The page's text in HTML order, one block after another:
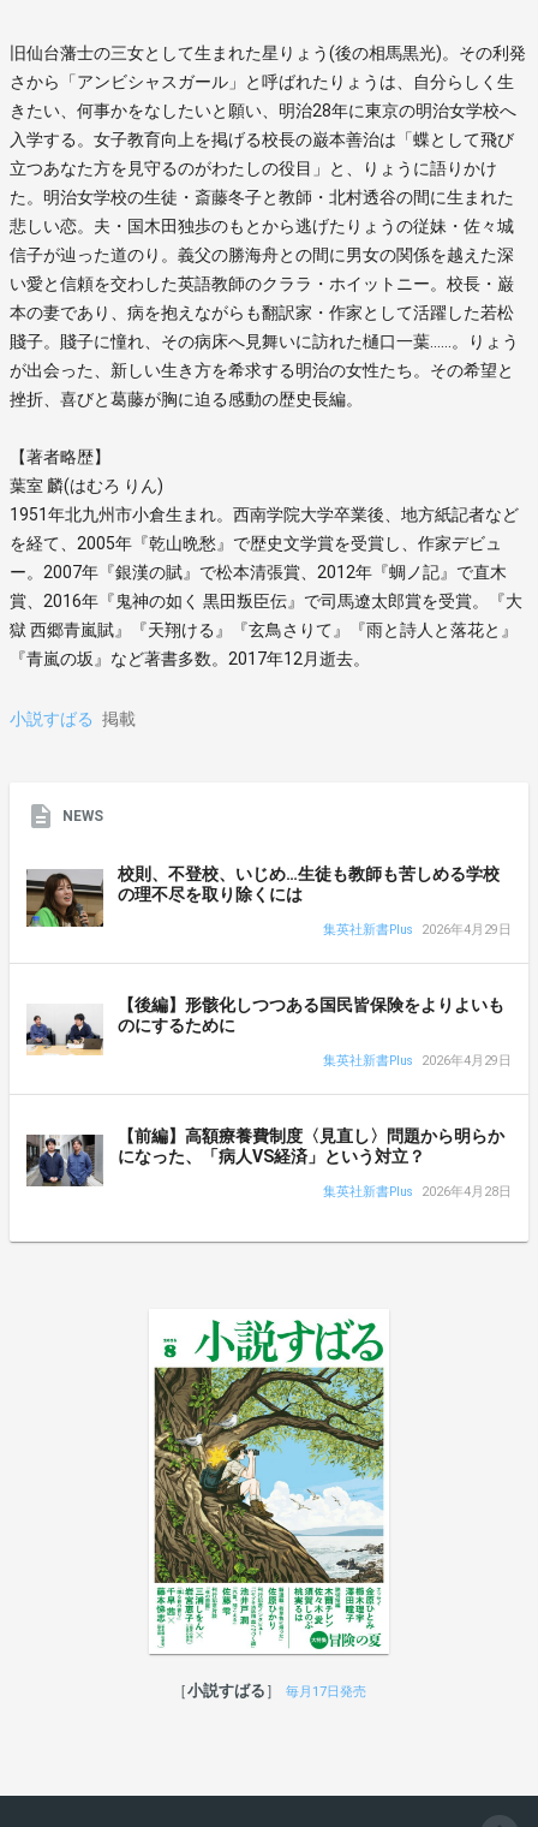
旧仙台藩士の三女として生まれた星りょう(後の相馬黒光)。その利発
さから「アンビシャスガール」と呼ばれたりょうは、自分らしく生
きたい、何事かをなしたいと願い、明治28年に東京の明治女学校へ
入学する。女子教育向上を掲げる校長の巌本善治は「蝶として飛び
立つあなた方を見守るのがわたしの役目」と、りょうに語りかけ
た。明治女学校の生徒・斎藤冬子と教師・北村透谷の間に生まれた
悲しい恋。夫・国木田独歩のもとから逃げたりょうの従妹・佐々城
信子が辿った道のり。義父の勝海舟との間に男女の関係を越えた深
い愛と信頼を交わした英語教師のクララ・ホイットニー。校長・巌
本の妻であり、病を抱えながらも翻訳家・作家として活躍した若松
賤子。賤子に憧れ、その病床へ見舞いに訪れた樋口一葉……。りょう
が出会った、新しい生き方を希求する明治の女性たち。その希望と
挫折、喜びと葛藤が胸に迫る感動の歴史長編。
【著者略歴】
葉室 麟(はむろ りん)
1951年北九州市小倉生まれ。西南学院大学卒業後、地方紙記者など
を経て、2005年『乾山晩愁』で歴史文学賞を受賞し、作家デビュ
ー。2007年『銀漢の賦』で松本清張賞、2012年『蜩ノ記』で直木
賞、2016年『鬼神の如く 黒田叛臣伝』で司馬遼太郎賞を受賞。『大
獄 西郷青嵐賦』『天翔ける』『玄鳥さりて』『雨と詩人と落花と』
『青嵐の坂』など著書多数。2017年12月逝去。
小説すばる 掲載
NEWS
校則、不登校、いじめ…生徒も教師も苦しめる学校
の理不尽を取り除くには
集英社新書Plus 2026年4月29日
【後編】形骸化しつつある国民皆保険をよりよいも
のにするために
集英社新書Plus 2026年4月29日
【前編】高額療養費制度〈見直し〉問題から明らか
になった、「病人VS経済」という対立？
集英社新書Plus 2026年4月28日
小説すばる 毎月17日発売